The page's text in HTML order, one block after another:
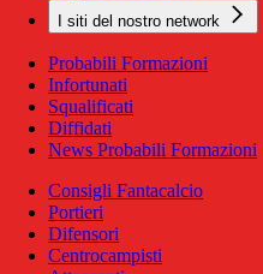
I siti del nostro network
Probabili Formazioni
Infortunati
Squalificati
Diffidati
News Probabili Formazioni
Consigli Fantacalcio
Portieri
Difensori
Centrocampisti